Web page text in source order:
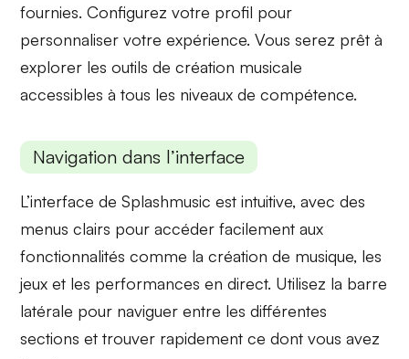
fournies. Configurez votre profil pour
personnaliser votre expérience. Vous serez prêt à
explorer les outils decréation musicale
accessibles à tous les niveaux de compétence.
Navigation dans l’interface
L’interface de Splashmusic est intuitive, avec des
menus clairs pour accéder facilement aux
fonctionnalités comme la création de musique, les
jeux et les performances en direct. Utilisez la barre
latérale pour naviguer entre les différentes
sections et trouver rapidement ce dont vous avez